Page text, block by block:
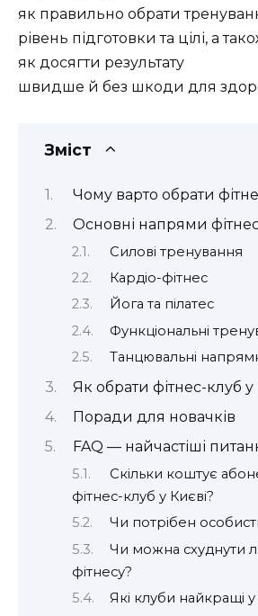
як правильно обрати
рівень підготовки та цілі, а
як досягти результату
швидше й без шкоди для
Зміст
Чому варто обрати
Основні напрями
Силові тренування
Кардіо-фітнес
Йога та пілатес
Функціональні
Танцювальні
Як обрати фітнес-клуб у
Поради для новачків
FAQ — найчастіші
Скільки коштує
фітнес-клуб у Києві?
Чи потрібен
Чи можна схуднути
фітнесу?
Які клуби найкращі у